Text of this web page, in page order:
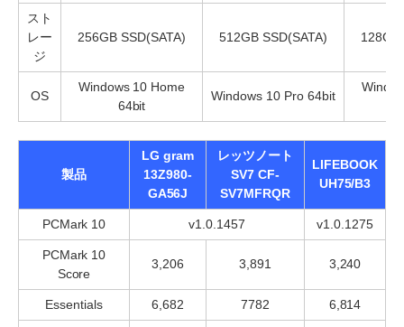
スト
レー
ジ
256GB SSD(SATA) 512GB SSD(SATA) 128GB
OS
Windows 10 Home
64bit
Windows 10 Pro 64bit
製品
LG gram
13Z980-
GA56J
レッツノート
SV7 CF-
SV7MFRQR
LIFEBOOK
UH75/B3
PCMark 10 v1.0.1457 v1.0.1275
PCMark 10
Score
3,206 3,891 3,240
Essentials 6,682 7782 6,814